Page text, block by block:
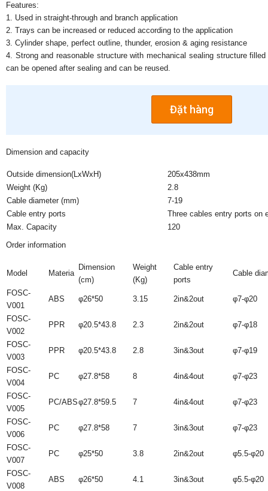
Features:
1. Used in straight-through and branch application
2. Trays can be increased or reduced according to the application
3. Cylinder shape, perfect outline, thunder, erosion & aging resistance
4. Strong and reasonable structure with mechanical sealing structure
can be opened after sealing and can be reused.
Đặt hàng
Dimension and capacity
Outside dimension(LxWxH)
205x438mm
Weight (Kg)
2.8
Cable diameter (mm)
7-19
Cable entry ports
Three cables entry ports on
Max. Capacity
120
Order information
Model Materia
Dimension
(cm)
Weight
(Kg)
Cable entry
ports
Cable
FOSC-
V001
ABS φ26*50 3.15 2in&2out φ7-φ20
FOSC-
V002
PPR φ20.5*43.8 2.3 2in&2out φ7-φ18
FOSC-
V003
PPR φ20.5*43.8 2.8 3in&3out φ7-φ19
FOSC-
V004
PC φ27.8*58 8 4in&4out φ7-φ23
FOSC-
V005
PC/ABSφ27.8*59.5 7 4in&4out φ7-φ23
FOSC-
V006
PC φ27.8*58 7 3in&3out φ7-φ23
FOSC-
V007
PC φ25*50 3.8 2in&2out φ5.5-φ20
FOSC-
V008
ABS φ26*50 4.1 3in&3out φ5.5-φ20